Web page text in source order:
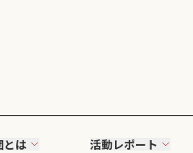
とは 活動レポート